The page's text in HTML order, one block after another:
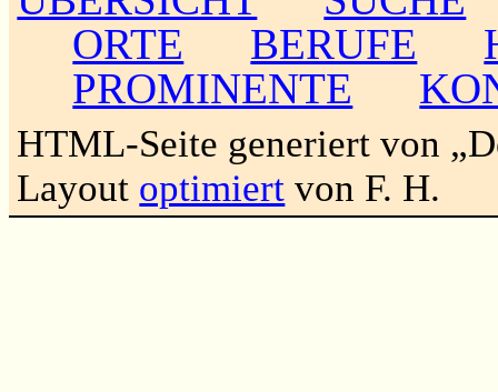
ORTE
BERUFE
PROMINENTE
HTML-Seite generiert von
Layout optimiert von F. H.